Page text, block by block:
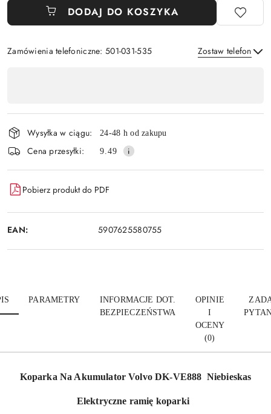
DODAJ DO KOSZYKA
Zamówienia telefoniczne: 501-031-535 Zostaw telefon
płatność
i
dostawa
Wysyłka w ciągu: 24-48 h od zakupu
Cena przesyłki: 9.49
Pobierz produkt do PDF
EAN: 5907625580755
PARAMETRY
INFORMACJE DOT.
BEZPIECZEŃSTWA
OPINIE
I
OCENY
(0)
Koparka Na Akumulator Volvo DK-VE888 Niebieskas
Elektryczne ramię koparki